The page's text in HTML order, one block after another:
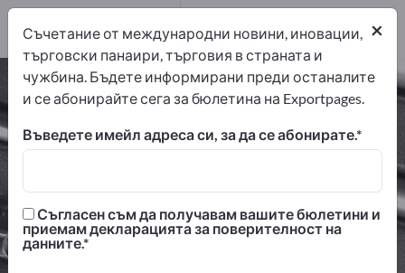
Шлифовъчни материали – намерете
производители и доставчици
дистрибутори
1
дистрибутори
×
Съчетание от международни новини, иновации,
търговски панаири, търговия в страната и
чужбина. Бъдете информирани преди останалите
и се абонирайте сега за бюлетина на Exportpages.
Въведете имейл адреса си, за да се абонирате.
Съгласен съм да получавам вашите бюлетини и
приемам декларацията за поверителност на
данните.